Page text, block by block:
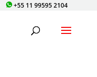
+55 11 99595 2104